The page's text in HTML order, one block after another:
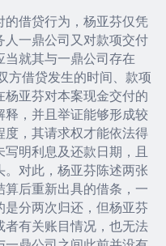
借贷行为，杨亚芬仅凭
一鼎公司又对款项交付
就其与一鼎公司存在
方借贷发生的时间、款项
亚芬对本案现金交付的
，并且举证能够形成较
，其请求权才能依法得
明利息及还款日期，且
对此，杨亚芬陈述两张
后重新出具的借条，一
分两次归还，但杨亚芬
有关账目情况，也无法